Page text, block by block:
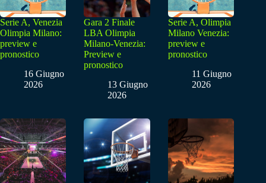
Serie A, Venezia
Olimpia Milano:
preview e
pronostico
16 Giugno
2026
Gara 2 Finale
LBA Olimpia
Milano-Venezia:
Preview e
pronostico
13 Giugno
2026
Serie A, Olimpia
Milano Venezia:
preview e
pronostico
11 Giugno
2026